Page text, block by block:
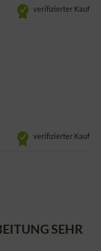
verifizierter Kauf
verifizierter Kauf
SEHR